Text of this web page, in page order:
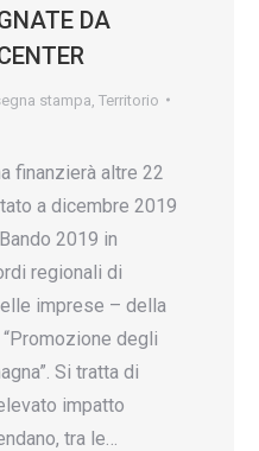
DA
stampa Territorio
finanzierà altre 22
a dicembre 2019
2019 in
regionali di
imprese – della
degli
Si tratta di
impatto
tra le…